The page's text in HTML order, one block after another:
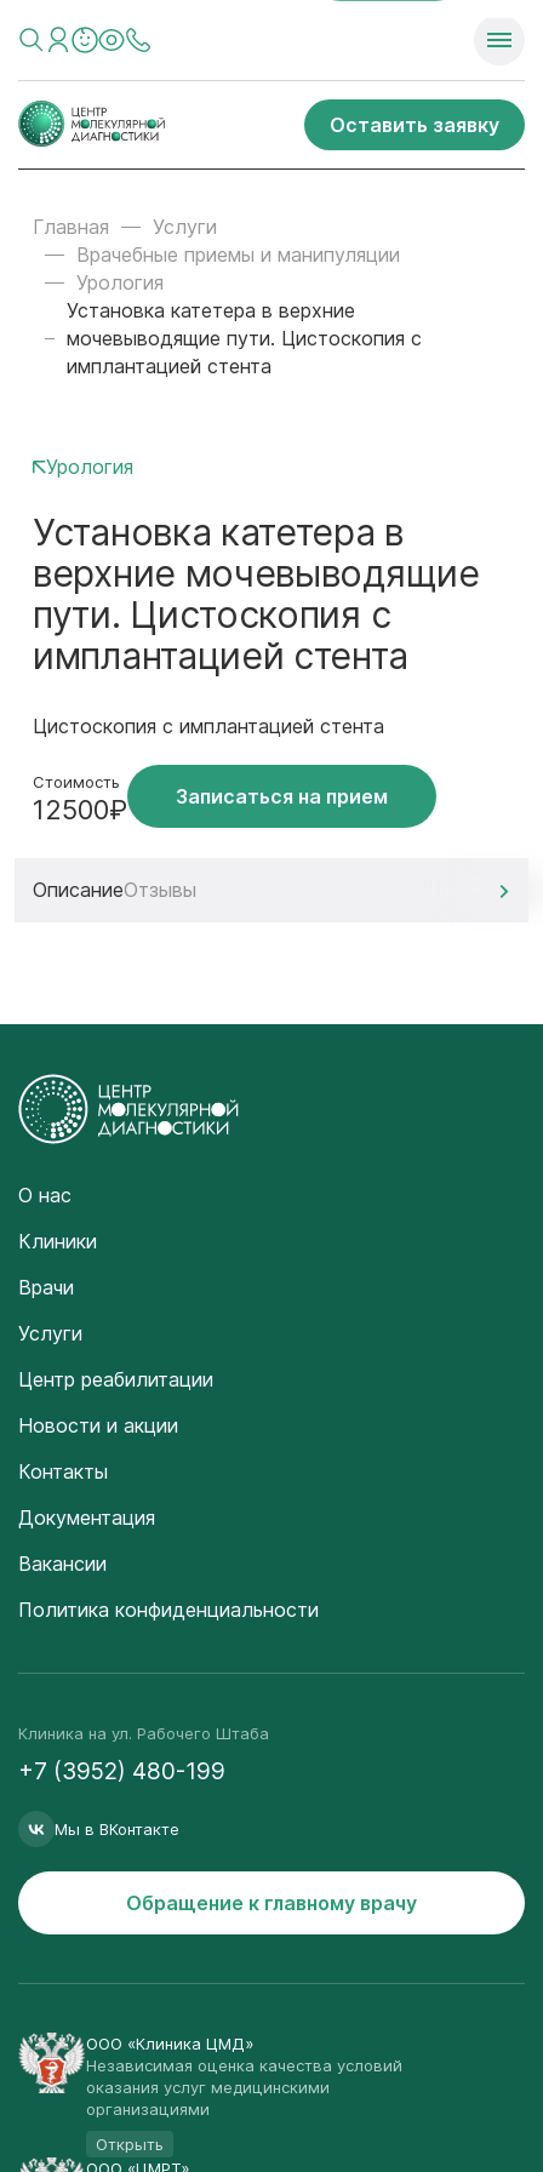
Оставить заявку
Главная
Услуги
Врачебные приемы и манипуляции
Урология
Установка катетера в верхние
мочевыводящие пути. Цистоскопия с
имплантацией стента
Урология
Установка катетера в
верхние мочевыводящие
пути. Цистоскопия с
имплантацией стента
Цистоскопия с имплантацией стента
Стоимость
12500₽ Записаться на прием
ОписаниеОтзывы
О нас
Клиники
Врачи
Услуги
Центр реабилитации
Новости и акции
Контакты
Документация
Вакансии
Политика конфиденциальности
Клиника на ул. Рабочего Штаба
+7 (3952) 480-199
Мы в ВКонтакте
Обращение к главному врачу
ООО «Клиника ЦМД»
Независимая оценка качества условий
оказания услуг медицинскими
организациями
Открыть